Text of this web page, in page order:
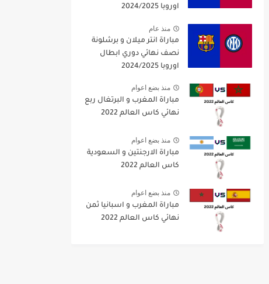
اوروبا 2024/2025
منذ عام
مباراة انتر ميلان و برشلونة
نصف نهائي دوري ابطال
اوروبا 2024/2025
منذ بضع اعوام
مباراة المغرب و البرتغال ربع
نهائي كاس العالم 2022
منذ بضع اعوام
مباراة الارجنتين و السعودية
كاس العالم 2022
منذ بضع اعوام
مباراة المغرب و اسبانيا ثمن
نهائي كاس العالم 2022